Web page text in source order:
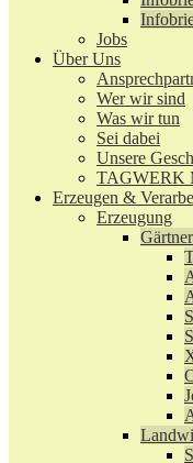
Jobs
Über Uns
Wer wir sind
Was wir tun
Sei dabei
Unsere
TAGWERK
Erzeugen &
Erzeugung
Gärtner